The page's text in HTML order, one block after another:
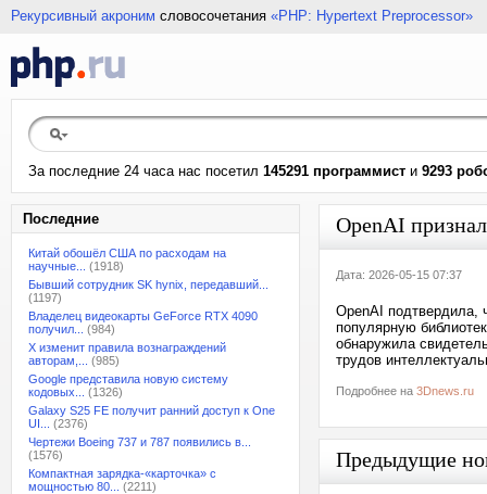
Рекурсивный акроним словосочетания «PHP: Hypertext Preprocessor»
За последние 24 часа нас посетил 145291 программист и 9293
Последние
Китай обошёл США по расходам на
научные...
(1918)
Бывший сотрудник SK hynix, передавший...
(1197)
Владелец видеокарты GeForce RTX 4090
получил...
(984)
X изменит правила вознаграждений
авторам,...
(985)
Google представила новую систему
кодовых...
(1326)
Galaxy S25 FE получит ранний доступ к One
UI...
(2376)
Чертежи Boeing 737 и 787 появились в...
(1576)
Компактная зарядка-«карточка» с
мощностью 80...
(2211)
OpenAI
Дата: 2026-05-15 07:37
OpenAI подтвердила,
популярную
обнаружила
трудов
Подробнее на 3Dnews.ru
Предыдущие